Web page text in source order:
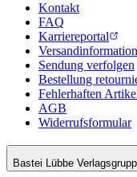
Kontakt
FAQ
Karriereportal
Sendung verfolgen
Bestellung
Fehlerhaften
AGB
Widerrufsformular
Bastei Lübbe